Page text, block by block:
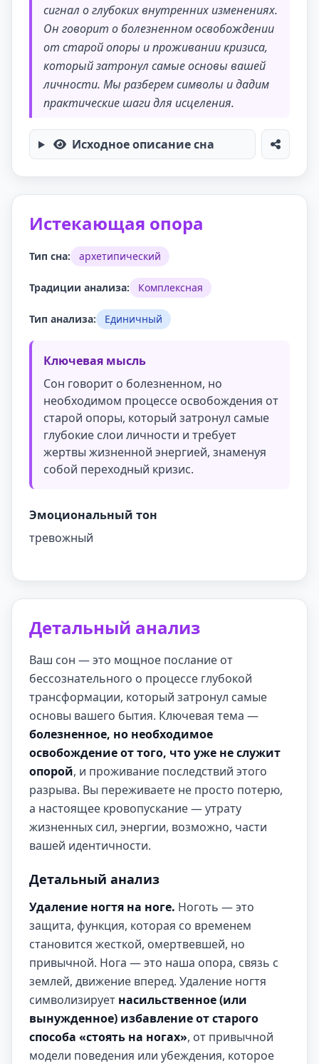
сигнал о глубоких внутренних изменениях.
Он говорит о болезненном освобождении
от старой опоры и проживании кризиса,
который затронул самые основы вашей
личности. Мы разберем символы и дадим
практические шаги для исцеления.
Исходное описание сна
Истекающая опора
Тип сна: архетипический
Традиции анализа: Комплексная
Тип анализа: Единичный
Ключевая мысль
Сон говорит о болезненном, но
необходимом процессе освобождения от
старой опоры, который затронул самые
глубокие слои личности и требует
жертвы жизненной энергией, знаменуя
собой переходный кризис.
Эмоциональный тон
тревожный
Детальный анализ
Ваш сон — это мощное послание от
бессознательного о процессе глубокой
трансформации, который затронул самые
основы вашего бытия. Ключевая тема —
болезненное, но необходимое
освобождение от того, что уже не служит
опорой, и проживание последствий этого
разрыва. Вы переживаете не просто потерю,
а настоящее кровопускание — утрату
жизненных сил, энергии, возможно, части
вашей идентичности.
Детальный анализ
Удаление ногтя на ноге. Ноготь — это
защита, функция, которая со временем
становится жесткой, омертвевшей, но
привычной. Нога — это наша опора, связь с
землей, движение вперед. Удаление ногтя
символизирует насильственное (или
вынужденное) избавление от старого
способа «стоять на ногах», от привычной
модели поведения или убеждения, которое